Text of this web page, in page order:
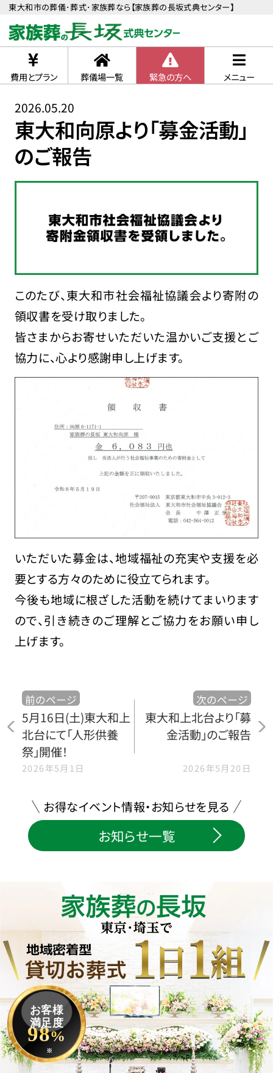
東大和市の葬儀･葬式･家族葬なら【家族葬の長坂式典センター】
費用とプラン 葬儀場一覧 緊急の方へ メニュー
2026.05.20
東大和向原より「募金活動」
のご報告
このたび、東大和市社会福祉協議会より寄附の
領収書を受け取りました。
皆さまからお寄せいただいた温かいご支援とご
協力に、心より感謝申し上げます。
いただいた募金は、地域福祉の充実や支援を必
要とする方々のために役立てられます。
今後も地域に根ざした活動を続けてまいります
ので、引き続きのご理解とご協力をお願い申し
上げます。
前のページ
5月16日(土)東大和上
北台にて「人形供養
祭」開催！
2026年5月1日
次のページ
東大和上北台より「募
金活動」のご報告
2026年5月20日
お得なイベント情報・お知らせを見る
お知らせ一覧
お客様
満足度
98%
※